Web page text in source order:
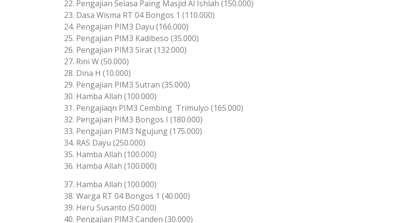
22. Pengajian Selasa Paing Masjid Al Ishlah (150.000)
23. Dasa Wisma RT 04 Bongos 1 (110.000)
24. Pengajian PIM3 Dayu (166.000)
25. Pengajian PIM3 Kadibeso (35.000)
26. Pengajian PIM3 Sirat (132.000)
27. Rini W (50.000)
28. Dina H (10.000)
29. Pengajian PIM3 Sutran (35.000)
30. Hamba Allah (100.000)
31. Pengajiaqn PIM3 Cembing Trimulyo (165.000)
32. Pengajian PIM3 Bongos I (180.000)
33. Pengajian PIM3 Ngujung (175.000)
34. RAS Dayu (250.000)
35. Hamba Allah (100.000)
36. Hamba Allah (100.000)
37. Hamba Allah (100.000)
38. Warga RT 04 Bongos 1 (40.000)
39. Heru Susanto (50.000)
40. Pengajian PIM3 Canden (30.000)